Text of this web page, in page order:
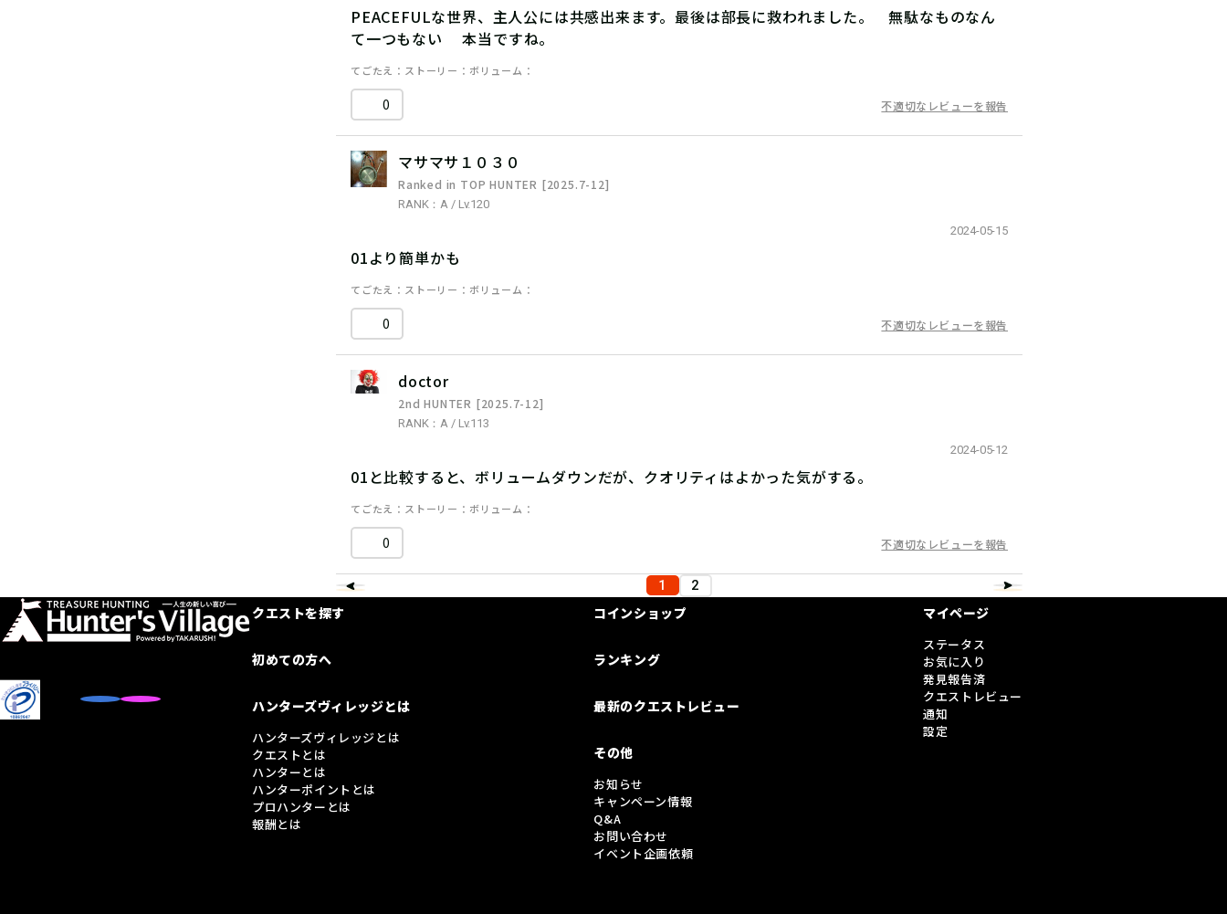
PEACEFULな世界、主人公には共感出来ます。最後は部長に救われました。 無駄なものなん
て一つもない 本当ですね。
てごたえ ストーリー ボリューム
0 不適切なレビューを報告
マサマサ１０３０
Ranked in TOP HUNTER [2025.7-12]
RANK：A / Lv.120
2024-05-15
01より簡単かも
てごたえ ストーリー ボリューム
0 不適切なレビューを報告
doctor
2nd HUNTER [2025.7-12]
RANK：A / Lv.113
2024-05-12
01と比較すると、ボリュームダウンだが、クオリティはよかった気がする。
てごたえ ストーリー ボリューム
0 不適切なレビューを報告
1 2
クエストを探す
初めての方へ
ハンターズヴィレッジとは
ハンターズヴィレッジとは
クエストとは
ハンターとは
ハンターポイントとは
プロハンターとは
報酬とは
コインショップ
ランキング
最新のクエストレビュー
その他
お知らせ
キャンペーン情報
Q&A
お問い合わせ
イベント企画依頼
マイページ
ステータス
お気に入り
発見報告済
クエストレビュー
通知
設定